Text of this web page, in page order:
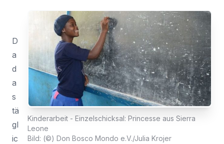
Kinderarbeit - Einzelschicksal: Princesse aus Sierra
Leone
Bild: (©) Don Bosco Mondo e.V./Julia Krojer
D
a
d
a
s
tä
gl
ic